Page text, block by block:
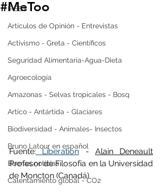
IPBES
Artículos de Opinión - Entrevistas
Activismo - Greta - Científicos
Seguridad Alimentaria-Agua-Dieta
Agroecología
Amazonas - Selvas tropicales - Bosq
Artico - Antártida - Glaciares
Biodiversidad - Animales- Insectos
Bruno Latour en español
Buenas noticias
Calentamiento global - CO2
#MeToo
Fuente: Liberation - Alain Deneault
Profesor de Filosofía en la Universidad
de Moncton (Canadá)